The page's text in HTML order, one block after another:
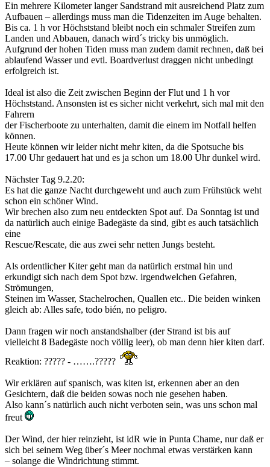
Ein mehrere Kilometer langer Sandstrand mit ausreichend Platz zum
Aufbauen – allerdings muss man die Tidenzeiten im Auge behalten.
Bis ca. 1 h vor Höchststand bleibt noch ein schmaler Streifen zum
Landen und Abbauen, danach wird´s tricky bis unmöglich.
Aufgrund der hohen Tiden muss man zudem damit rechnen, daß bei
ablaufend Wasser und evtl. Boardverlust draggen nicht unbedingt
erfolgreich ist.
Ideal ist also die Zeit zwischen Beginn der Flut und 1 h vor
Höchststand. Ansonsten ist es sicher nicht verkehrt, sich mal mit den
Fahrern
der Fischerboote zu unterhalten, damit die einem im Notfall helfen
können.
Heute können wir leider nicht mehr kiten, da die Spotsuche bis
17.00 Uhr gedauert hat und es ja schon um 18.00 Uhr dunkel wird.
Nächster Tag 9.2.20:
Es hat die ganze Nacht durchgeweht und auch zum Frühstück weht
schon ein schöner Wind.
Wir brechen also zum neu entdeckten Spot auf. Da Sonntag ist und
da natürlich auch einige Badegäste da sind, gibt es auch tatsächlich
eine
Rescue/Rescate, die aus zwei sehr netten Jungs besteht.
Als ordentlicher Kiter geht man da natürlich erstmal hin und
erkundigt sich nach dem Spot bzw. irgendwelchen Gefahren,
Strömungen,
Steinen im Wasser, Stachelrochen, Quallen etc.. Die beiden winken
gleich ab: Alles safe, todo bién, no peligro.
Dann fragen wir noch anstandshalber (der Strand ist bis auf
vielleicht 8 Badegäste noch völlig leer), ob man denn hier kiten darf.
Reaktion: ????? - …….?????
Wir erklären auf spanisch, was kiten ist, erkennen aber an den
Gesichtern, daß die beiden sowas noch nie gesehen haben.
Also kann´s natürlich auch nicht verboten sein, was uns schon mal
freut
Der Wind, der hier reinzieht, ist idR wie in Punta Chame, nur daß er
sich bei seinem Weg über´s Meer nochmal etwas verstärken kann
– solange die Windrichtung stimmt.